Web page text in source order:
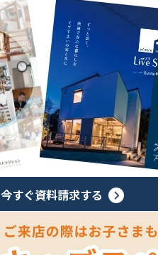
今すぐ資料請求する